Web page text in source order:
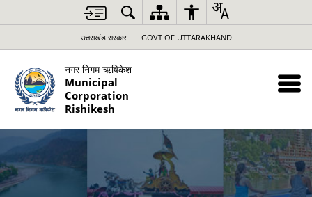
उत्तराखंड सरकार GOVT OF UTTARAKHAND
नगर निगम ऋषिकेश
Municipal
Corporation
Rishikesh